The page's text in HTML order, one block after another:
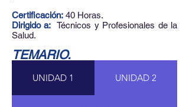
Certificación: ​ 40 Horas.
Dirigido a: ​ Técnicos y Profesionales de la
Salud.
TEMARIO.
UNIDAD 1 UNIDAD 2